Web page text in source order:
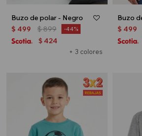
Buzo de polar - Negro
+ 3 colores
$ 499 $899 44
$ 424
$ 499